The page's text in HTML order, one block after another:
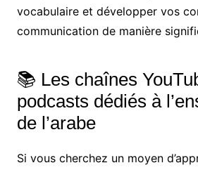
vocabulaire et développer vos
communication de manière
📚 Les chaînes
podcasts dédiés à
de l’arabe
Si vous cherchez un moyen